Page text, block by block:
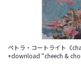
ペトラ・コートライト《
+download “cheech &